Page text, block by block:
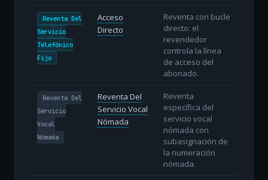
Reventa Del
Servicio
Telefónico
Fijo
Acceso
Directo
Reventa con bucle
directo: el
revendedor
controla la línea
de acceso del
abonado.
Reventa Del
Servicio
Vocal
Nómada
Reventa Del
Servicio Vocal
Nómada
Reventa
específica del
servicio vocal
nómada con
subasignación de
la numeración
nómada.